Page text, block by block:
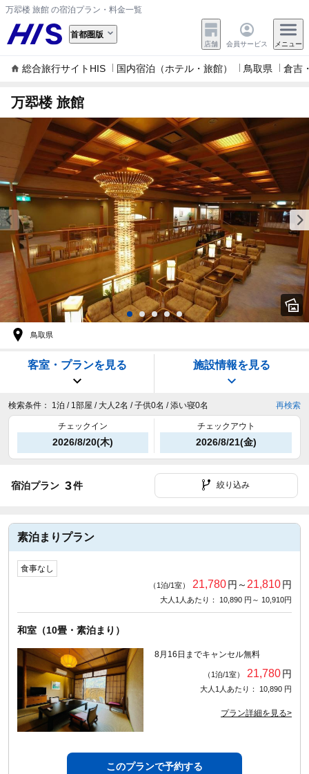
万翆楼 旅館 の宿泊プラン・料金一覧
首都圏版
店舗 会員サービス メニュー
総合旅行サイトHIS 国内宿泊（ホテル・旅館） 鳥取県 倉吉
万翆楼 旅館
鳥取県
客室・プランを見る 施設情報を見る
検索条件： 1泊 / 1部屋 / 大人2名 / 子供0名 / 添い寝0名 再検索
チェックイン
2026/8/20(木)
チェックアウト
2026/8/21(金)
宿泊プラン 3件 絞り込み
素泊まりプラン
食事なし
（1泊/1室） 21,780円～ 21,810円
大人1人あたり： 10,890 円～ 10,910円
和室（10畳・素泊まり）
8月16日までキャンセル無料
（1泊/1室） 21,780円
大人1人あたり： 10,890 円
プラン詳細を見る>
このプランで予約する